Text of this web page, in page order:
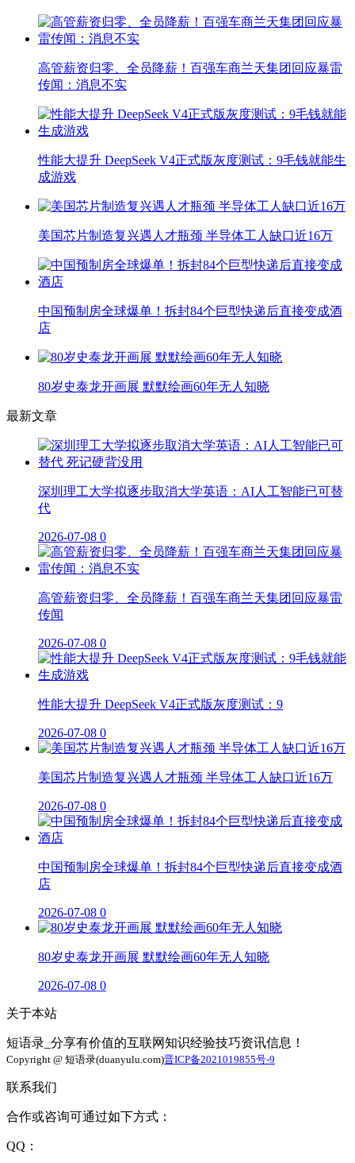
高管薪资归零、全员降薪！百强车商兰天集团回应暴雷
传闻：消息不实
性能大提升 DeepSeek V4正式版灰度测试：9毛钱就能生
成游戏
美国芯片制造复兴遇人才瓶颈 半导体工人缺口近16万
中国预制房全球爆单！拆封84个巨型快递后直接变成酒
店
80岁史泰龙开画展 默默绘画60年无人知晓
最新文章
深圳理工大学拟逐步取消大学英语：AI人工智能已可替
代
2026-07-08 0
高管薪资归零、全员降薪！百强车商兰天集团回应暴雷
传闻
2026-07-08 0
性能大提升 DeepSeek V4正式版灰度测试：9
2026-07-08 0
美国芯片制造复兴遇人才瓶颈 半导体工人缺口近16万
2026-07-08 0
中国预制房全球爆单！拆封84个巨型快递后直接变成酒
店
2026-07-08 0
80岁史泰龙开画展 默默绘画60年无人知晓
2026-07-08 0
关于本站
短语录_分享有价值的互联网知识经验技巧资讯信息！
Copyright @ 短语录(duanyulu.com)晋ICP备2021019855号-9
联系我们
合作或咨询可通过如下方式：
QQ：